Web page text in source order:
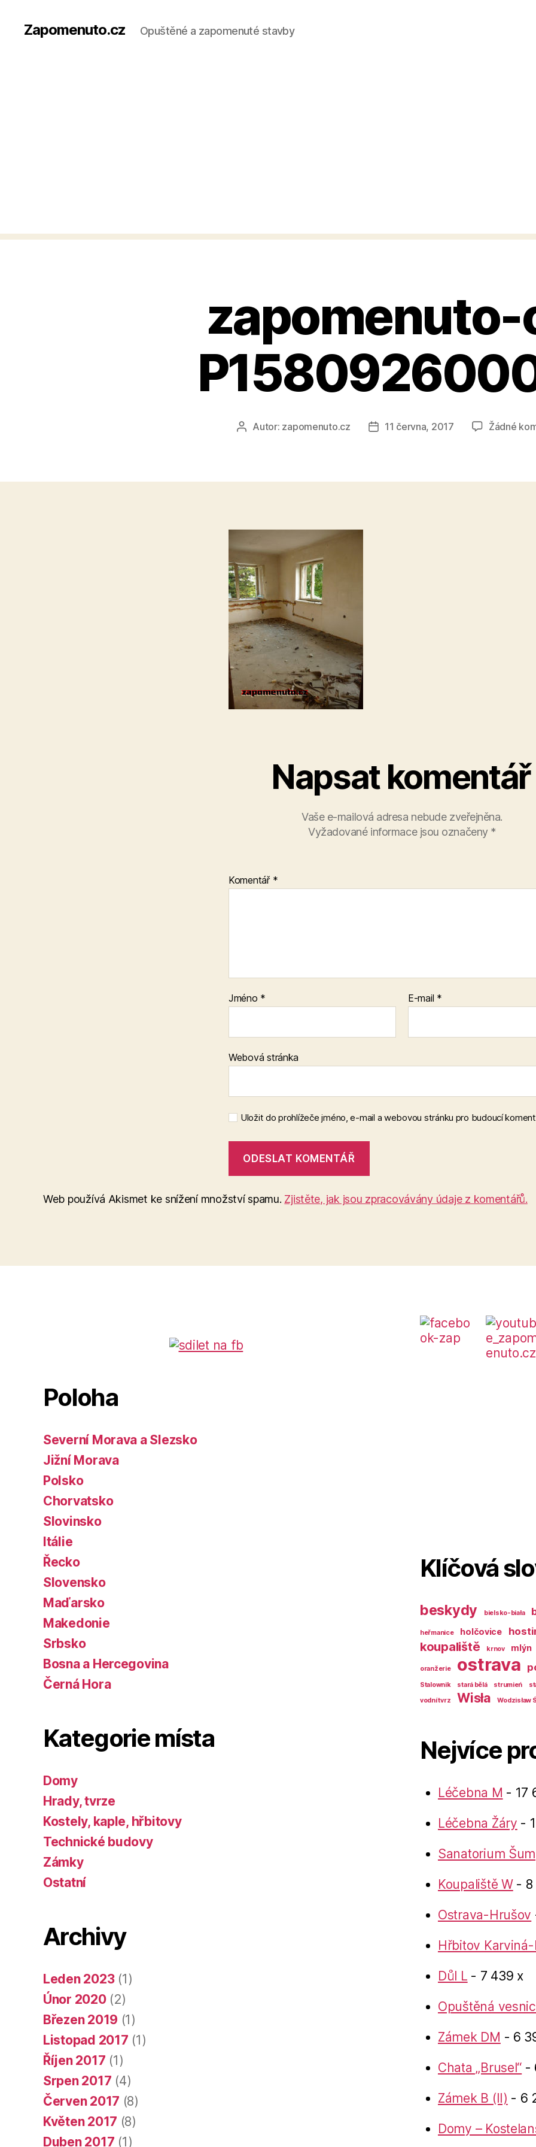
Zapomenuto.cz Opuštěné a zapomenuté stavby
AutorAutor: zapomenuto.cz
Datum
11 června, 2017 Žádné
Napsat komentář
Vaše e-mailová adresa nebude zveřejněna.
Vyžadované informace jsou označeny *
Komentář *
Jméno * E-mail *
Webová stránka
Uložit do prohlížeče jméno, e-mail a webovou stránku pro budoucí
Web používá Akismet ke snížení množství spamu. Zjistěte, jak jsou zpracovávány údaje z komentářů.
Poloha
Severní Morava a Slezsko
Jižní Morava
Polsko
Chorvatsko
Slovinsko
Itálie
Řecko
Slovensko
Maďarsko
Makedonie
Srbsko
Bosna a Hercegovina
Černá Hora
Kategorie místa
Domy
Hrady, tvrze
Kostely, kaple, hřbitovy
Technické budovy
Zámky
Ostatní
Archivy
Leden 2023(1)
Únor 2020(2)
Březen 2019 (1)
Listopad 2017 (1)
Říjen 2017 (1)
Srpen 2017 (4)
Červen 2017 (8)
Květen 2017 (8)
Duben 2017 (1)
Klíčová
beskydy bielsko-biała
heřmanice holčovice
koupaliště krnov mlýn
oranžerie ostrava
Stalownik stará bělá strumień
vodní tvrz
Wisła Wodzisław
Nejvíce
Léčebna M - 17
Léčebna Žáry -
Sanatorium
Koupaliště W- 8
Ostrava-Hrušov
Hřbitov
Důl L - 7 439 x
Opuštěná
Zámek DM - 6
Chata „Brusel“ -
Zámek B (II) - 6
Domy –